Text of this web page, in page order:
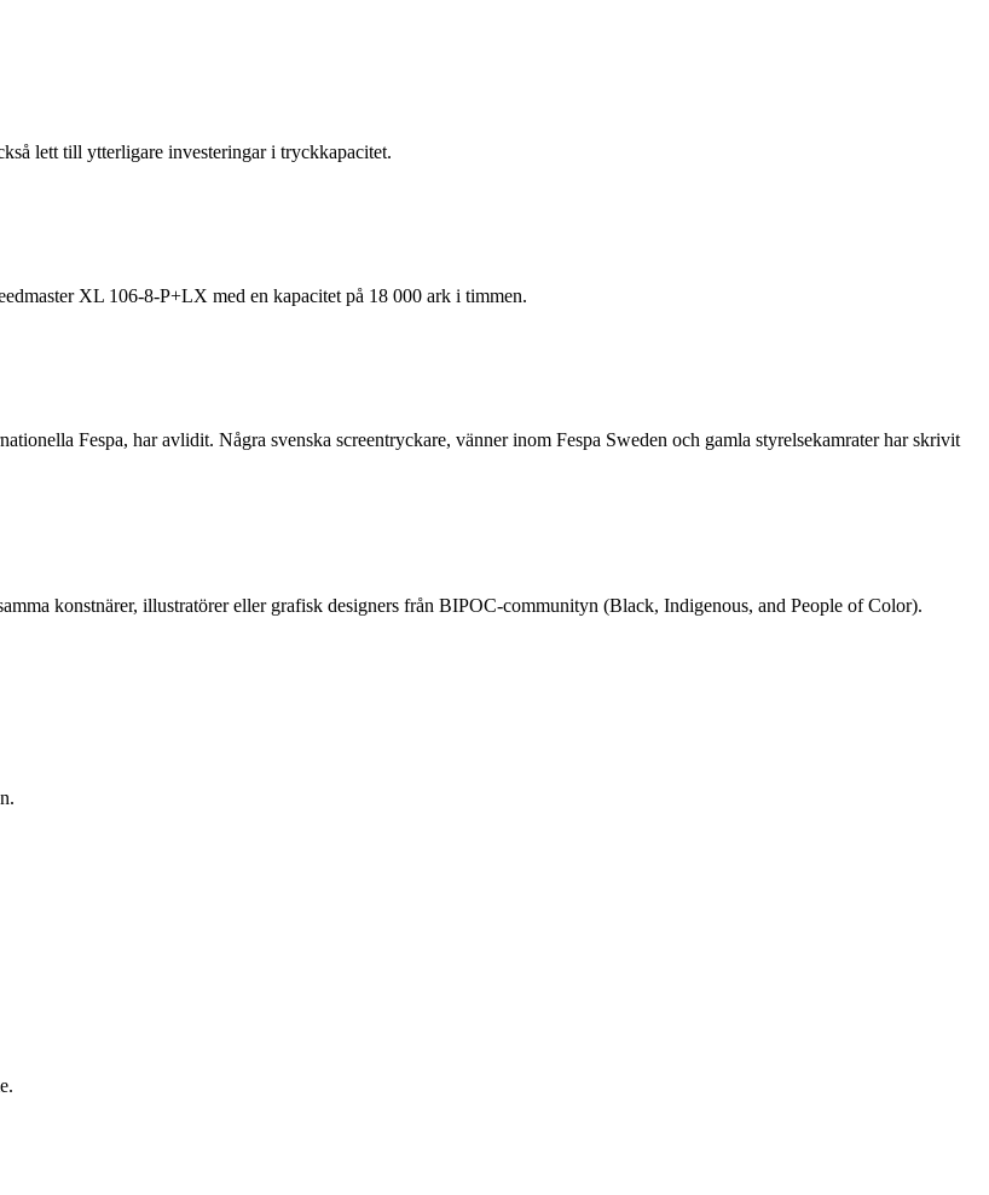
lett till ytterligare investeringar i tryckkapacitet.
XL 106-8-P+LX med en kapacitet på 18 000 ark i timmen.
Fespa, har avlidit. Några svenska screentryckare, vänner inom Fespa Sweden och gamla styrelsekamrater har skrivit
konstnärer, illustratörer eller grafisk designers från BIPOC-communityn (Black, Indigenous, and People of Color).